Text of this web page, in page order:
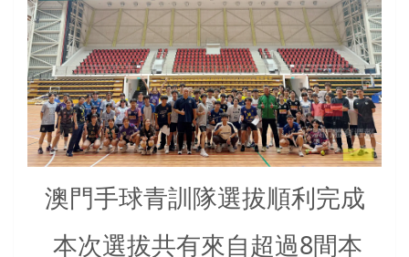
澳門手球青訓隊選拔順利完成
本次選拔共有來自超過8間本